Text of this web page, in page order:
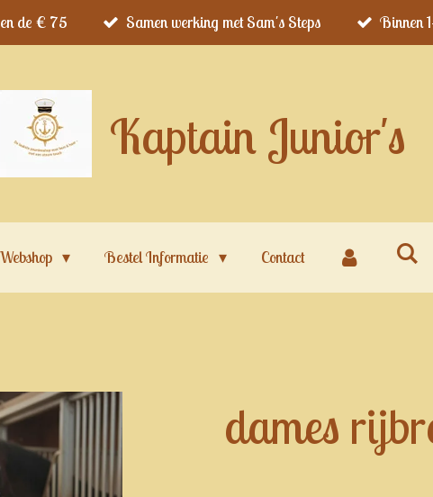
de € 75 Samen werking met Sam's Steps Binnen
Kaptain Junior's
Bestel Informatie Contact
dames